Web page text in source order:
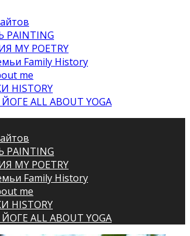
MY POETRY
Family History
me
HISTORY
ALL ABOUT YOGA
MY POETRY
Family History
me
HISTORY
ALL ABOUT YOGA